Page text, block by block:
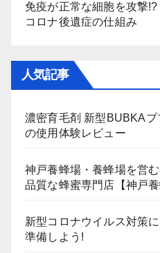
免疫が正常な細胞を攻撃
コロナ後遺症の仕組み
人気記事
濃密育毛剤 新型BUBKA
の使用体験レビュー
神戸養蜂場・養蜂場を営
品質な蜂蜜専門店【神戸
新型コロナウイルス対策
準備しよう!